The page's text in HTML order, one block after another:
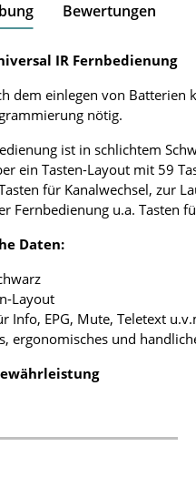
Bewertungen
IR Fernbedienung
dem einlegen von Batterien
nötig.
ist in schlichtem
ein Tasten-Layout mit 59
für Kanalwechsel, zur
Fernbedienung u.a. Tasten
Daten:
Layout
Info, EPG, Mute, Teletext
ergonomisches und